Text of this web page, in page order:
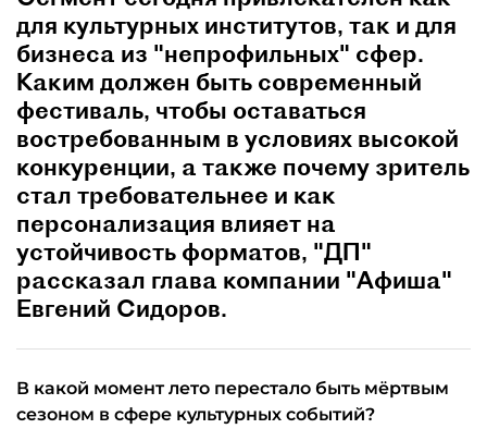
для культурных институтов, так и для
бизнеса из "непрофильных" сфер.
Каким должен быть современный
фестиваль, чтобы оставаться
востребованным в условиях высокой
конкуренции, а также почему зритель
стал требовательнее и как
персонализация влияет на
устойчивость форматов, "ДП"
рассказал глава компании "Афиша"
Евгений Сидоров.
В какой момент лето перестало быть мёртвым
сезоном в сфере культурных событий?